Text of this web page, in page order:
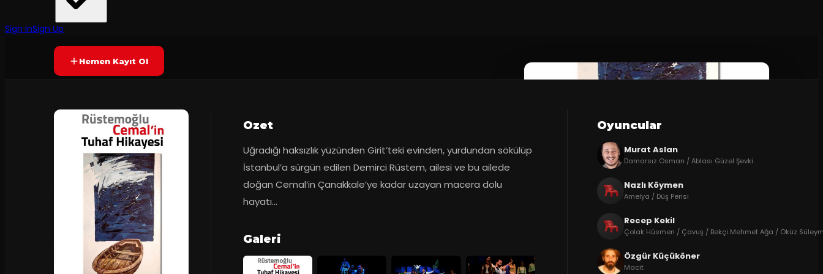
Sign InSign UpYAKINDA
Hemen Kayıt Ol
Ozet
Uğradığı haksızlık yüzünden Girit’teki evinden, yurdundan sökülüp
İstanbul’a sürgün edilen Demirci Rüstem, ailesi ve bu ailede
doğan Cemal’in Çanakkale’ye kadar uzayan macera dolu
hayatı...
Galeri
Oyuncular
Murat Aslan
Damarsız Osman / Ablası Güzel Şevki
Nazlı Köymen
Amelya / Düş Perisi
Recep Kekil
Çolak Hüsmen / Çavuş / Bekçi Mehmet Ağa / Öküz
Özgür Küçüköner
Macit